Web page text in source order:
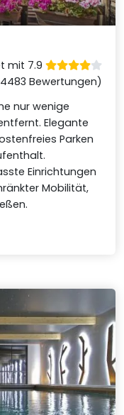
mit 7.9
Bewertungen)
nur wenige
Elegante
Parken
Einrichtungen
Mobilität,